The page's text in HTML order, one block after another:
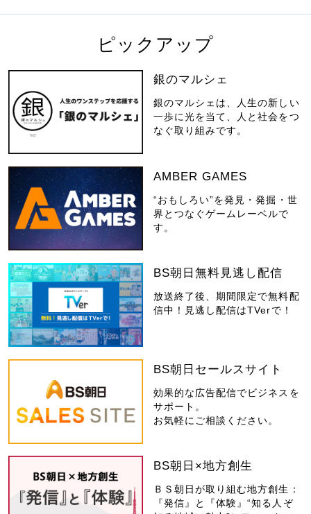
ピックアップ
銀のマルシェ
銀のマルシェは、人生の新しい
一歩に光を当て、人と社会をつ
なぐ取り組みです。
AMBER GAMES
“おもしろい”を発見・発掘・世
界とつなぐゲームレーベルで
す。
BS朝日無料見逃し配信
放送終了後、期間限定で無料配
信中！見逃し配信はTVerで！
BS朝日セールスサイト
効果的な広告配信でビジネスを
サポート。
お気軽にご相談ください。
BS朝日×地方創生
ＢＳ朝日が取り組む地方創生：
『発信』と『体験』“知る人ぞ